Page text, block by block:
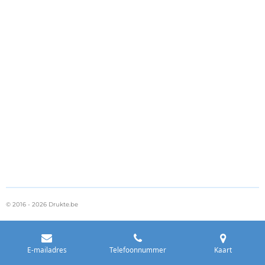
© 2016 - 2026 Drukte.be
E-mailadres Telefoonnummer Kaart